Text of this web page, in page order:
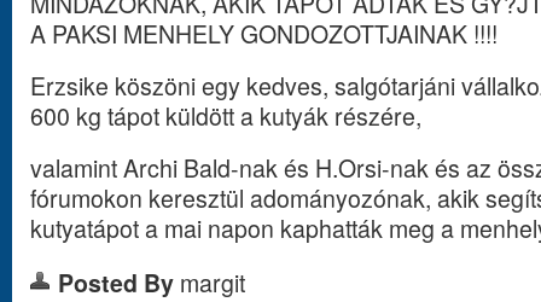
A PAKSI MENHELY GONDOZOTTJAINAK !!!!
Erzsike köszöni egy kedves, salgótarjáni
600 kg tápot küldött a kutyák részére,
valamint Archi Bald-nak és H.Orsi-nak és az
fórumokon keresztül adományozónak, akik
kutyatápot a mai napon kaphatták meg a
Posted By margit